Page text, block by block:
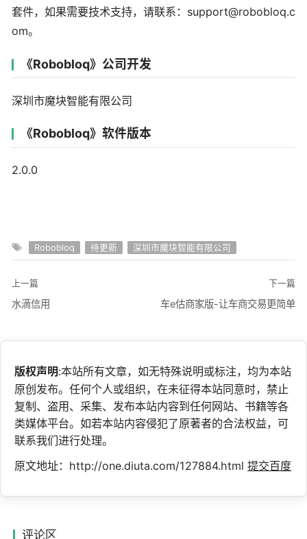
套件，如果需要技术支持，请联系：support@robobloq.c
om。
《Robobloq》公司开发
深圳市魔块智能有限公司
《Robobloq》软件版本
2.0.0
Robobloq 待更新 深圳市魔块智能有限公司
上一篇
水滴信用
下一篇
车e估商家版-让车商交易更简单
版权声明:本站所有文章，如无特殊说明或标注，均为本站
原创发布。任何个人或组织，在未征得本站同意时，禁止
复制、盗用、采集、发布本站内容到任何网站、书籍等各
类媒体平台。如若本站内容侵犯了原著者的合法权益，可
联系我们进行处理。
原文地址：http://one.diuta.com/127884.html 提交百度
评论区